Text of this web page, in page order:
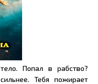
Попал в рабство?
Тебя пожирает